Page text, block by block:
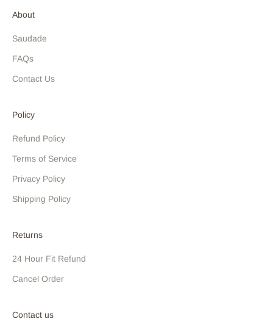
About
Saudade
FAQs
Contact Us
Policy
Refund Policy
Terms of Service
Privacy Policy
Shipping Policy
Returns
24 Hour Fit Refund
Cancel Order
Contact us